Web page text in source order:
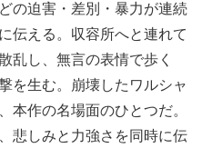
の迫害・差別・暴力が連続
伝える。収容所へと連れて
乱し、無言の表情で歩く
を生む。崩壊したワルシャ
本作の名場面のひとつだ。
悲しみと力強さを同時に伝